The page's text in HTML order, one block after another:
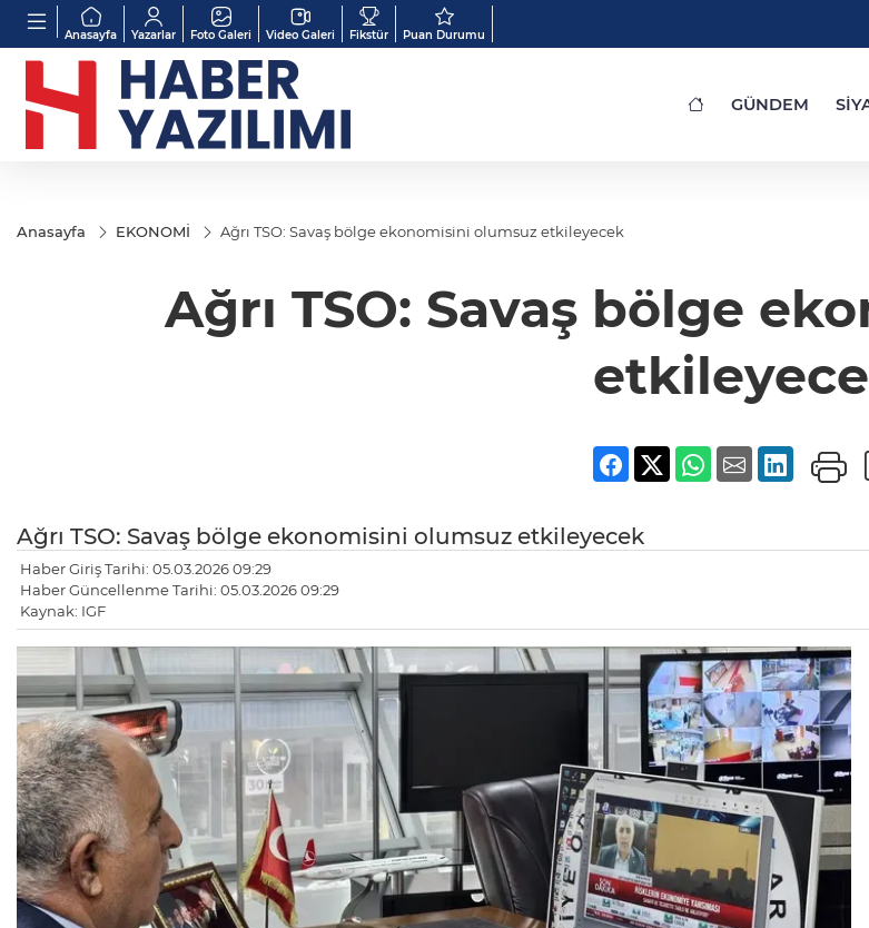
Anasayfa Yazarlar Foto Galeri Video Galeri Fikstür Puan Durumu
GÜNDEM
Anasayfa EKONOMİ Ağrı TSO: Savaş bölge ekonomisini olumsuz etkileyecek
Ağrı TSO: Savaş bölge
Ağrı TSO: Savaş bölge ekonomisini olumsuz etkileyecek
Haber Giriş Tarihi: 05.03.2026 09:29
Haber Güncellenme Tarihi: 05.03.2026 09:29
Kaynak: IGF